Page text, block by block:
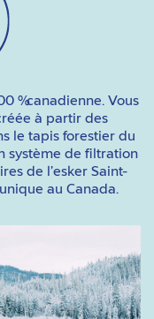
% canadienne. Vous
à partir des
le tapis forestier du
système de filtration
de l’esker Saint-
au Canada.